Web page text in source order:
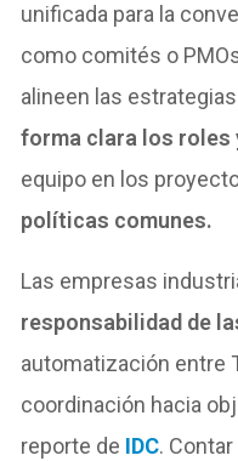
unificada para la
como comités o
alineen las
forma clara los roles
equipo en los
políticas comunes.
Las empresas
responsabilidad de
automatización entre
coordinación hacia
reporte de IDC.